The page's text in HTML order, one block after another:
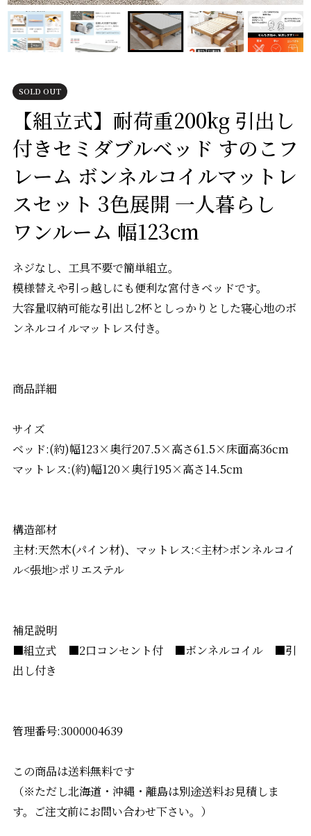
SOLD OUT
【組立式】耐荷重200kg 引出し
付きセミダブルベッド すのこフ
レーム ボンネルコイルマットレ
スセット 3色展開 一人暮らし
ワンルーム 幅123cm
ネジなし、工具不要で簡単組立。
模様替えや引っ越しにも便利な宮付きベッドです。
大容量収納可能な引出し2杯としっかりとした寝心地のボ
ンネルコイルマットレス付き。
商品詳細
サイズ
ベッド:(約)幅123×奥行207.5×高さ61.5×床面高36cm
マットレス:(約)幅120×奥行195×高さ14.5cm
構造部材
主材:天然木(パイン材)、マットレス:<主材>ボンネルコイ
ル<張地>ポリエステル
補足説明
■組立式 ■2口コンセント付 ■ボンネルコイル ■引
出し付き
管理番号:3000004639
この商品は送料無料です
（※ただし北海道・沖縄・離島は別途送料お見積しま
す。ご注文前にお問い合わせ下さい。）